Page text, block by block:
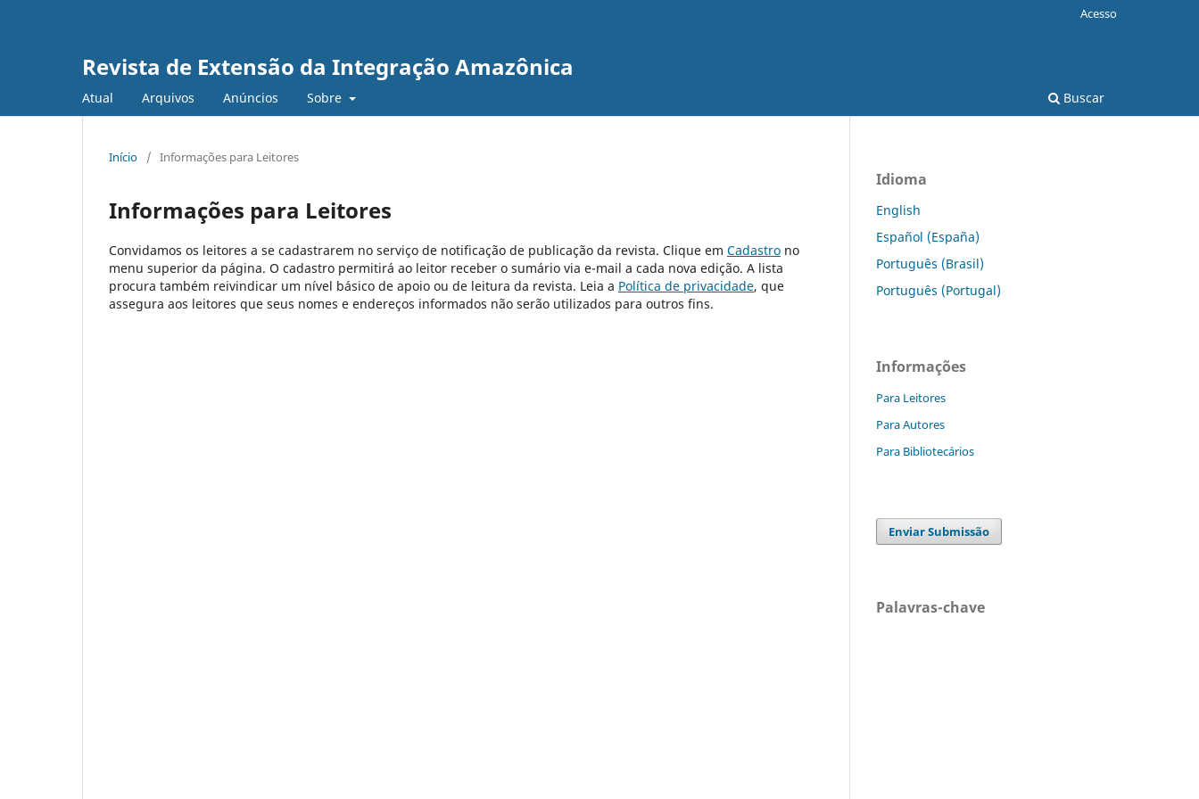
Revista de Extensão da Integração Amazônica
Atual Arquivos Anúncios Sobre Buscar
Acesso
Início / Informações para Leitores
Informações para Leitores
Convidamos os leitores a se cadastrarem no serviço de notificação de publicação da revista. Clique em Cadastro no
menu superior da página. O cadastro permitirá ao leitor receber o sumário via e-mail a cada nova edição. A lista
procura também reivindicar um nível básico de apoio ou de leitura da revista. Leia a Política de privacidade, que
assegura aos leitores que seus nomes e endereços informados não serão utilizados para outros fins.
Idioma
English
Español (España)
Português (Brasil)
Português (Portugal)
Informações
Para Leitores
Para Autores
Para Bibliotecários
Enviar Submissão
Palavras-chave